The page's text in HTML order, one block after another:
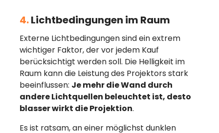
4.Lichtbedingungen im Raum
Externe Lichtbedingungen sind ein extrem
wichtiger Faktor, der vor jedem Kauf
berücksichtigt werden soll. Die Helligkeit im
Raum kann die Leistung des Projektors stark
beeinflussen: Je mehr die Wand durch
andere Lichtquellen beleuchtet ist, desto
blasser wirkt die Projektion.
Es ist ratsam, an einer möglichst dunklen